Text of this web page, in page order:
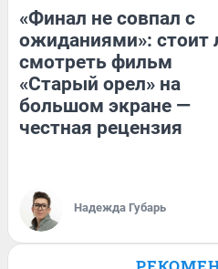
«Финал не совпал с
ожиданиями»: стоит
смотреть фильм
«Старый орел» на
большом экране —
честная рецензия
Надежда Губарь